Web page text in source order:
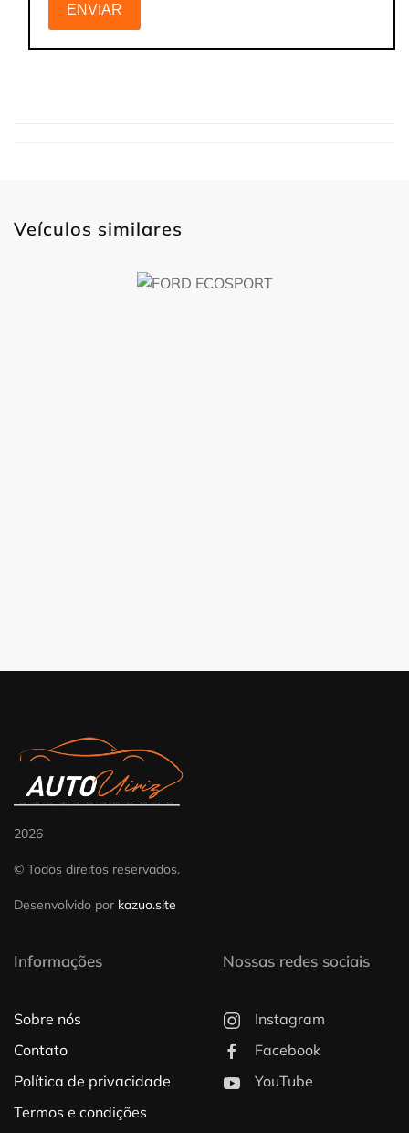
ENVIAR
Veículos similares
2026
© Todos direitos reservados.
Desenvolvido por kazuo.site
Informações
Sobre nós
Contato
Política de privacidade
Termos e condições
Nossas redes sociais
Instagram
Facebook
YouTube